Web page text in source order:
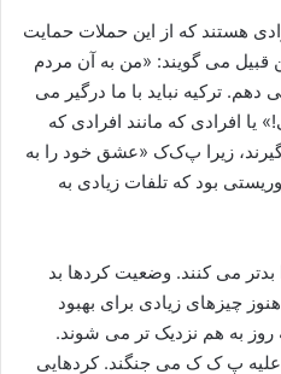
هستند که از این حملات حمایت
قبیل می گویند: «من به آن مردم
ترکیه نباید با ما درگیر می
یا افرادی که مانند افرادی که
زیرا پ‌ک‌ک «عشق خود را به
بود که تلفات زیادی به
بدتر می کنند. وضعیت کردها بد
چیزهای زیادی برای بهبود
روز به هم نزدیک تر می شوند.
علیه پ ک ک می جنگند. کردهایی